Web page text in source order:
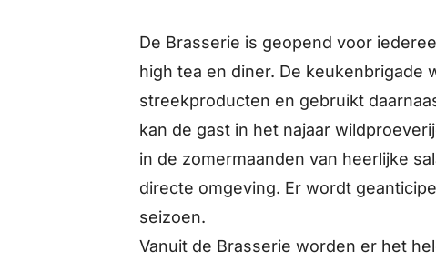
De Brasserie is geopend voor
high tea en diner. De
streekproducten en gebruikt
kan de gast in het najaar
in de zomermaanden van heerlijke
directe omgeving. Er wordt
seizoen.
Vanuit de Brasserie worden er het